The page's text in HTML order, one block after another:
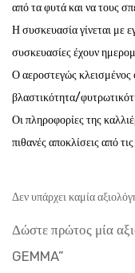
από τα φυτά και να τους
Η συσκευασία γίνεται με
συσκευασίες έχουν
Ο αεροστεγώς κλεισμένος
βλαστικότητα/
Οι πληροφορίες της
πιθανές αποκλίσεις από
Δεν υπάρχει καμία
Δώστε πρώτος μία
GEMMA”